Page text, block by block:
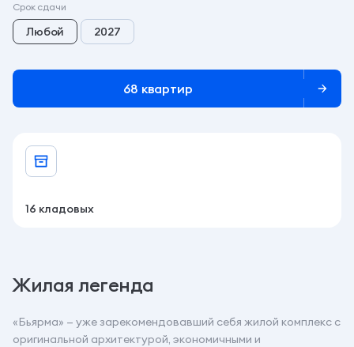
Срок сдачи
Любой 2027
68 квартир
16 кладовых
Жилая легенда
«Бьярма» — уже зарекомендовавший себя жилой комплекс с
оригинальной архитектурой, экономичными и